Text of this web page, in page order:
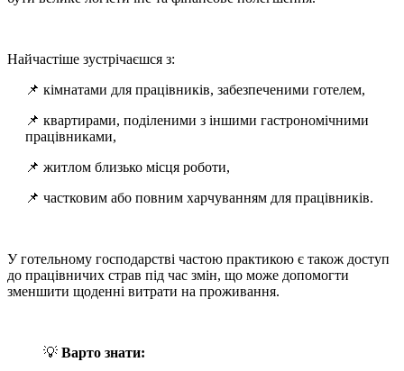
Найчастіше зустрічаєшся з:
📌 кімнатами для працівників, забезпеченими готелем,
📌 квартирами, поділеними з іншими гастрономічними
працівниками,
📌 житлом близько місця роботи,
📌 частковим або повним харчуванням для працівників.
У готельному господарстві частою практикою є також доступ
до працівничих страв під час змін, що може допомогти
зменшити щоденні витрати на проживання.
💡 Варто знати: